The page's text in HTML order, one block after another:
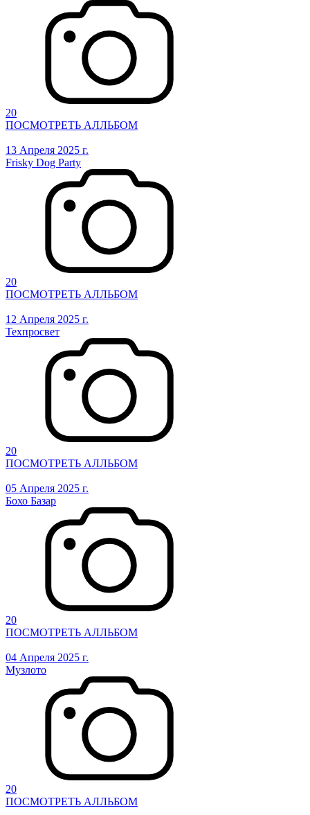
20
ПОСМОТРЕТЬ АЛЛЬБОМ
13 Апреля 2025 г.
Frisky Dog Party
20
ПОСМОТРЕТЬ АЛЛЬБОМ
12 Апреля 2025 г.
Техпросвет
20
ПОСМОТРЕТЬ АЛЛЬБОМ
05 Апреля 2025 г.
Бохо Базар
20
ПОСМОТРЕТЬ АЛЛЬБОМ
04 Апреля 2025 г.
Музлото
20
ПОСМОТРЕТЬ АЛЛЬБОМ